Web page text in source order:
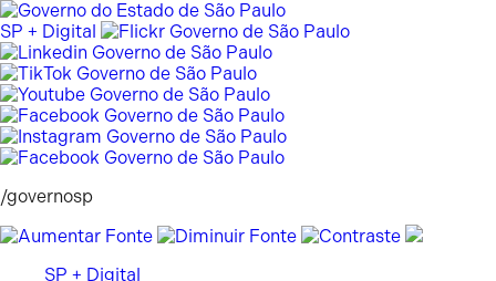
Pular
para
o
conteúdo
SP + Digital
/governosp
SP + Digital